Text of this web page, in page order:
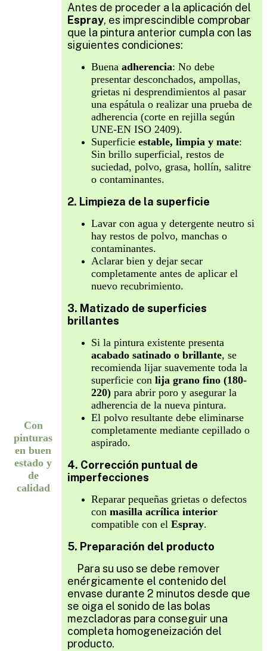
Con
pinturas
en buen
estado y
de
calidad
Antes de proceder a la aplicación del
Espray, es imprescindible comprobar
que la pintura anterior cumpla con las
siguientes condiciones:
Buena adherencia: No debe
presentar desconchados, ampollas,
grietas ni desprendimientos al pasar
una espátula o realizar una prueba de
adherencia (corte en rejilla según
UNE-EN ISO 2409).
Superficie estable, limpia y mate:
Sin brillo superficial, restos de
suciedad, polvo, grasa, hollín, salitre
o contaminantes.
2. Limpieza de la superficie
Lavar con agua y detergente neutro si
hay restos de polvo, manchas o
contaminantes.
Aclarar bien y dejar secar
completamente antes de aplicar el
nuevo recubrimiento.
3. Matizado de superficies
brillantes
Si la pintura existente presenta
acabado satinado o brillante, se
recomienda lijar suavemente toda la
superficie con lija grano fino (180-
220) para abrir poro y asegurar la
adherencia de la nueva pintura.
El polvo resultante debe eliminarse
completamente mediante cepillado o
aspirado.
4. Corrección puntual de
imperfecciones
Reparar pequeñas grietas o defectos
con masilla acrílica interior
compatible con el Espray.
5. Preparación del producto
Para su uso se debe remover
enérgicamente el contenido del
envase durante 2 minutos desde que
se oiga el sonido de las bolas
mezcladoras para conseguir una
completa homogeneización del
producto.